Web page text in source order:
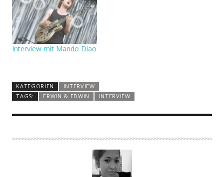
Interview mit Mando Diao
KATEGORIEN
INTERVIEW
TAGS:
ERWIN & EDWIN INTERVIEW